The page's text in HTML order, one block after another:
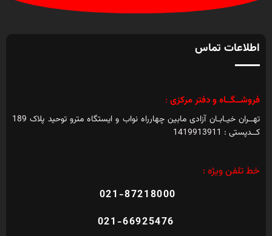
اطلاعات تماس
فروشــگــاه و دفتر مرکزی :
تهــران خیـابـان آزادی مابین چهارراه نواب و ایستگاه مترو توحید پلاک 189
کــدپستی : 1419913911
خط تلفن ویژه :
021-87218000
021-66925476